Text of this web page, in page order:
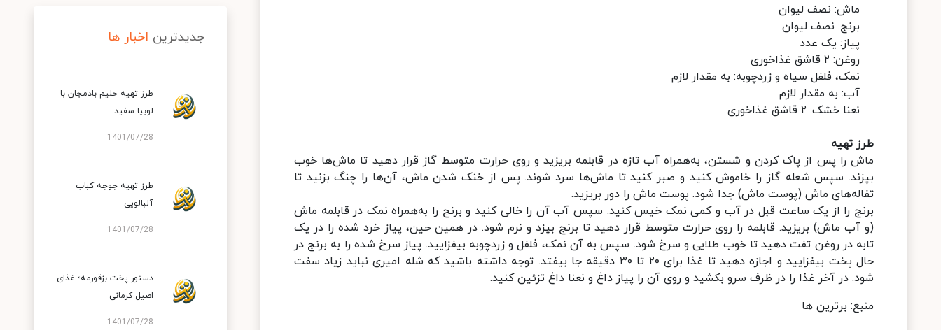
ماش: نصف لیوان
برنج: نصف لیوان
پیاز: یک عدد
روغن: ۲ قاشق غذاخوری
نمک، فلفل سیاه و زردچوبه: به مقدار لازم
آب: به مقدار لازم
نعنا خشک: ۲ قاشق غذاخوری
طرز تهیه
ماش را پس از پاک کردن و شستن، به‌همراه آب تازه در قابلمه بریزید و روی حرارت متوسط گاز قرار دهید تا ماش‌ها خوب
بپزند. سپس شعله گاز را خاموش کنید و صبر کنید تا ماش‌ها سرد شوند. پس از خنک شدن ماش، آن‌ها را چنگ بزنید تا
تفاله‌های ماش (پوست ماش) جدا شود. پوست ماش را دور بریزید.
برنج را از یک ساعت قبل در آب و کمی نمک خیس کنید. سپس آب آن را خالی کنید و برنج را به‌همراه نمک در قابلمه ماش
(و آب ماش) بریزید. قابلمه را روی حرارت متوسط قرار دهید تا برنج بپزد و نرم شود. در همین حین، پیاز خرد شده را در یک
تابه در روغن تفت دهید تا خوب طلایی و سرخ شود. سپس به آن نمک، فلفل و زردچوبه بیفزایید. پیاز سرخ شده را به برنج در
حال پخت بیفزایید و اجازه دهید تا غذا برای ۲۰ تا ۳۰ دقیقه جا بیفتد. توجه داشته باشید که شله امیری نباید زیاد سفت
شود. در آخر غذا را در ظرف سرو بکشید و روی آن را پیاز داغ و نعنا داغ تزئین کنید.
منبع: برترین ها
جدیدترین اخبار ها
طرز تهیه حلیم بادمجان با
لوبیا سفید
1401/07/28
طرز تهیه جوجه کباب
آلبالویی
1401/07/28
دستور پخت بزقورمه؛ غذای
اصیل کرمانی
1401/07/28